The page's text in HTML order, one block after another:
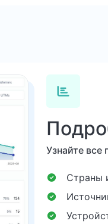
Узнайте все
Страны